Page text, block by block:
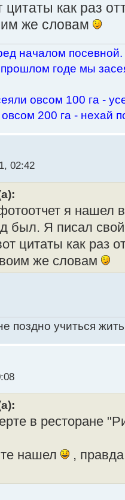
цитаты как раз
же словам
началом посевной.
годе мы
овсом 100 га -
200 га - нехай
02:42
я нашел
был. Я писал свой
цитаты как раз
же словам
поздно учиться
в ресторане
нашел
,